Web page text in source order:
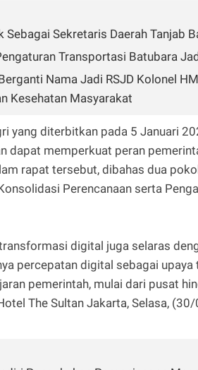
Sebagai Sekretaris Daerah Tanjab
Transportasi Batubara
Nama Jadi RSJD Kolonel
Kesehatan Masyarakat
yang diterbitkan pada 5 Januari
dapat memperkuat peran
rapat tersebut, dibahas dua
Perencanaan serta
digital juga selaras
percepatan digital sebagai
pemerintah, mulai dari pusat
The Sultan Jakarta, Selasa,